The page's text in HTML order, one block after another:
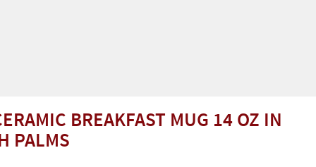
BREAKFAST MUG 14 OZ IN
PALMS